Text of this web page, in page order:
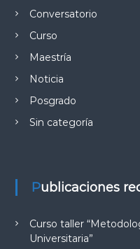
Conversatorio
Curso
Maestría
Noticia
Posgrado
Sin categoría
Publicaciones
Curso taller
Universitaria”